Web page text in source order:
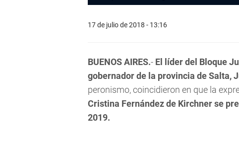
17 de julio de 2018 - 13:16
BUENOS AIRES.- El líder del Bloque
gobernador de la provincia de Salta,
peronismo, coincidieron en que la
Cristina Fernández de Kirchner se
2019.